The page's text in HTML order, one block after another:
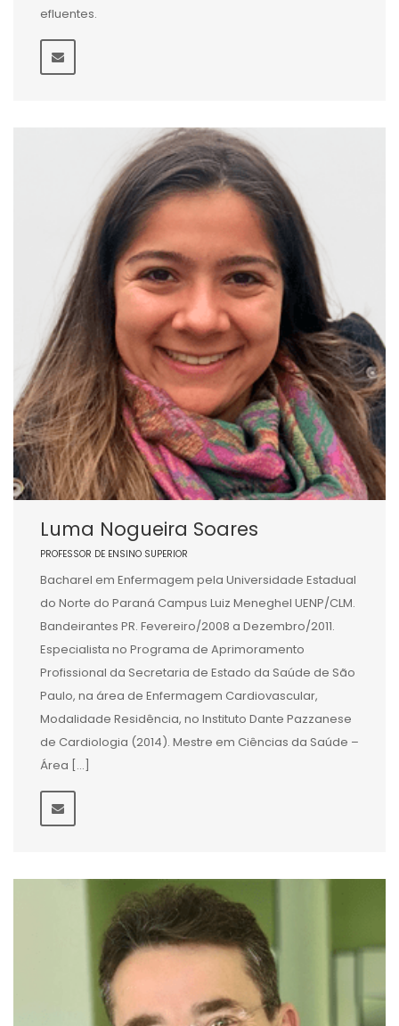
efluentes.
Luma Nogueira Soares
PROFESSOR DE ENSINO SUPERIOR
Bacharel em Enfermagem pela Universidade Estadual
do Norte do Paraná Campus Luiz Meneghel UENP/CLM.
Bandeirantes PR. Fevereiro/2008 a Dezembro/2011.
Especialista no Programa de Aprimoramento
Profissional da Secretaria de Estado da Saúde de São
Paulo, na área de Enfermagem Cardiovascular,
Modalidade Residência, no Instituto Dante Pazzanese
de Cardiologia (2014). Mestre em Ciências da Saúde –
Área […]